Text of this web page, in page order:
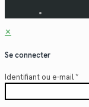
✕
Se connecter
Identifiant ou e-mail*